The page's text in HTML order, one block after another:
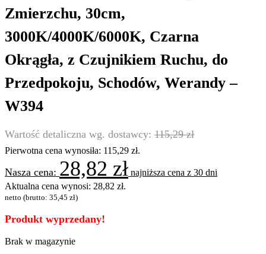
Zmierzchu, 30cm,
3000K/4000K/6000K, Czarna
Okrągła, z Czujnikiem Ruchu, do
Przedpokoju, Schodów, Werandy –
W394
115,29zł
Pierwotna cena wynosiła: 115,29 zł.
28,82 zł najniższa cena z 30 dni
Aktualna cena wynosi: 28,82 zł.
netto (brutto: 35,45 zł)
Produkt wyprzedany!
Brak w magazynie